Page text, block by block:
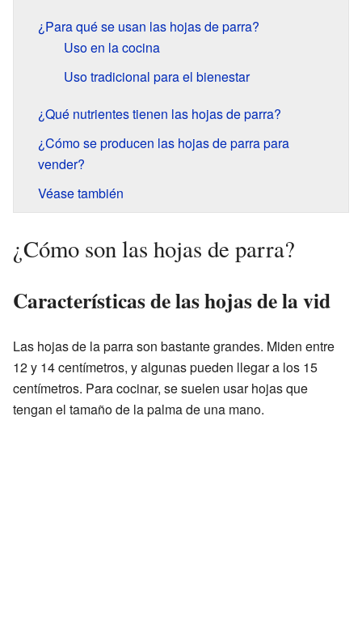
¿Para qué se usan las hojas de parra?
Uso en la cocina
Uso tradicional para el bienestar
¿Qué nutrientes tienen las hojas de parra?
¿Cómo se producen las hojas de parra para
vender?
Véase también
¿Cómo son las hojas de parra?
Características de las hojas de la vid
Las hojas de la parra son bastante grandes. Miden entre
12 y 14 centímetros, y algunas pueden llegar a los 15
centímetros. Para cocinar, se suelen usar hojas que
tengan el tamaño de la palma de una mano.